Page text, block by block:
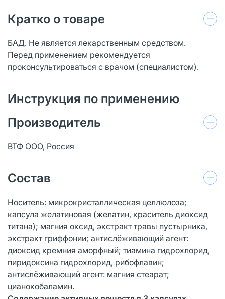
Кратко о товаре
БАД. Не является лекарственным средством.
Перед применением рекомендуется
проконсультироваться с врачом (специалистом).
Инструкция по применению
Производитель
ВТФ ООО, Россия
Состав
Носитель: микрокристаллическая целлюлоза;
капсула желатиновая (желатин, краситель диоксид
титана); магния оксид, экстракт травы пустырника,
экстракт гриффонии; антислёживающий агент:
диоксид кремния аморфный; тиамина гидрохлорид,
пиридоксина гидрохлорид, рибофлавин;
антислёживающий агент: магния стеарат;
цианокобаламин.